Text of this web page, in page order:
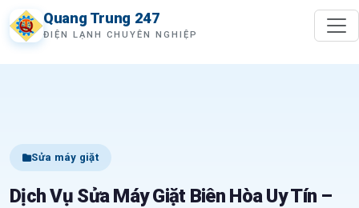
Quang Trung 247
ĐIỆN LẠNH CHUYÊN NGHIỆP
Sửa máy giặt
Dịch Vụ Sửa Máy Giặt Biên Hòa Uy Tín –